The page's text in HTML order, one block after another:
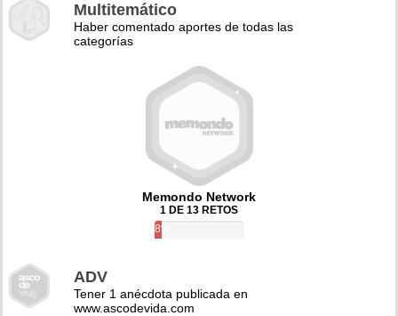
Multitemático
Haber comentado aportes de todas las
categorías
Memondo Network
1 DE 13 RETOS
8%
ADV
Tener 1 anécdota publicada en
www.ascodevida.com